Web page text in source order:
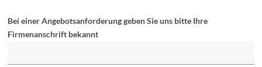
Bei einer Angebotsanforderung geben Sie uns bitte Ihre
Firmenanschrift bekannt